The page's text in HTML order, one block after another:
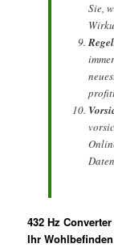
Sie,
432 Hz
Ihr